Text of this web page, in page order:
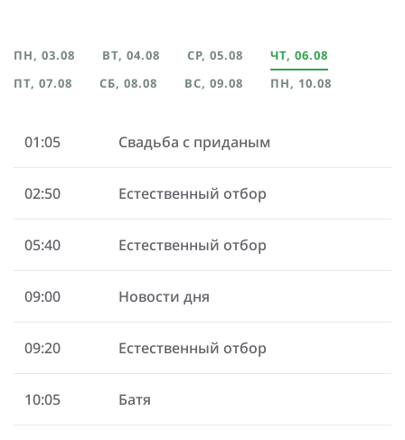
ПН, 03.08 ВТ, 04.08 СР, 05.08
ЧТ, 06.08
ПТ, 07.08
СБ, 08.08 ВС, 09.08 ПН, 10.08
01:05 Свадьба с приданым
02:50 Естественный отбор
05:40 Естественный отбор
09:00 Новости дня
09:20 Естественный отбор
10:05 Батя